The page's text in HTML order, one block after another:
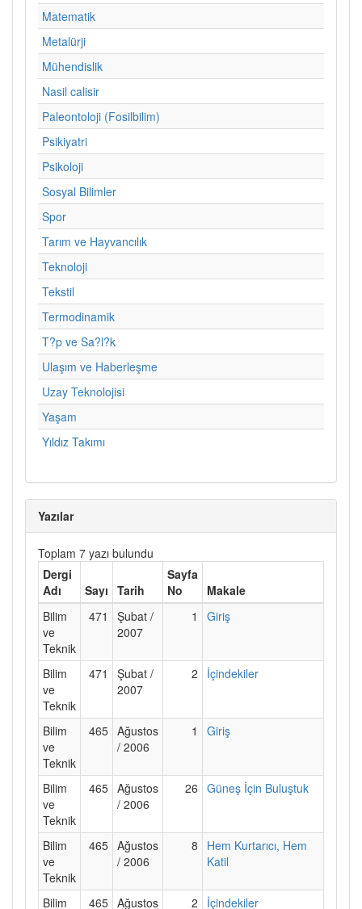
Matematik
Metalürji
Mühendislik
Nasil calisir
Paleontoloji (Fosilbilim)
Psikiyatri
Psikoloji
Sosyal Bilimler
Spor
Tarım ve Hayvancılık
Teknoloji
Tekstil
Termodinamik
T?p ve Sa?l?k
Ulaşım ve Haberleşme
Uzay Teknolojisi
Yaşam
Yıldız Takımı
Yazılar
Toplam 7 yazı bulundu
Dergi
Adı
Sayı Tarih
Sayfa
No
Makale
Bilim
ve
Teknik
471
Şubat /
2007
1 Giriş
Bilim
ve
Teknik
471
Şubat /
2007
2 İçindekiler
Bilim
ve
Teknik
465 Ağustos
/ 2006
1 Giriş
Bilim
ve
Teknik
465 Ağustos
/ 2006
26 Güneş İçin Buluştuk
Bilim
ve
Teknik
465 Ağustos
/ 2006
8
Hem Kurtarıcı, Hem
Katil
Bilim 465 Ağustos 2 İçindekiler